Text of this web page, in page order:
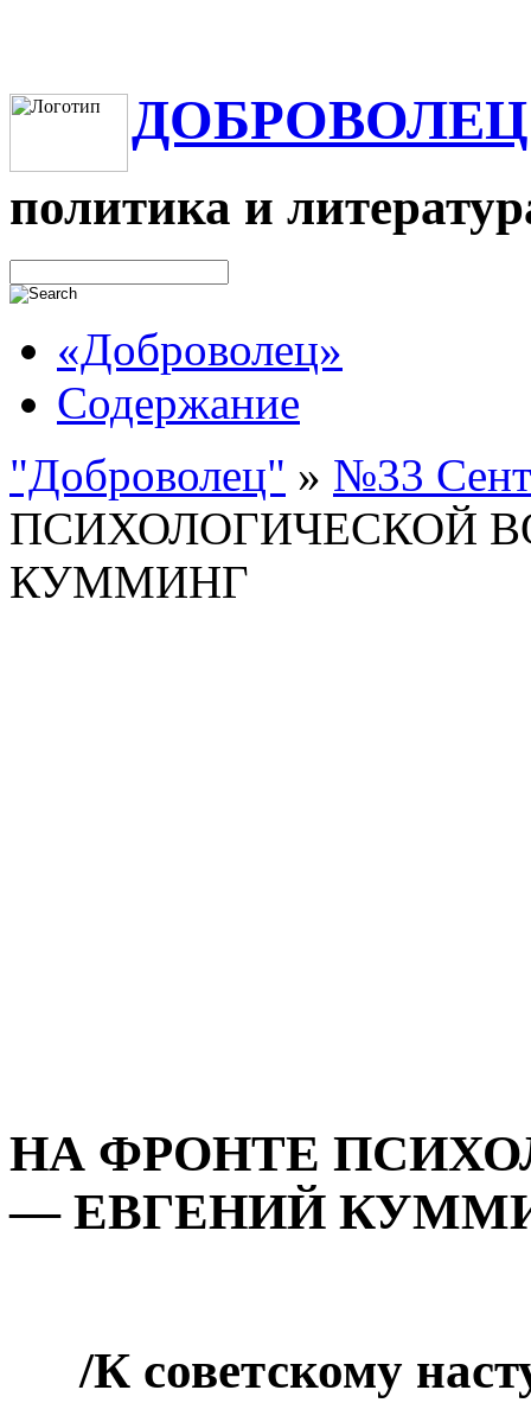
ДОБРОВОЛЕЦ
политика и
«Доброволец»
Содержание
"Доброволец" » №33
ПСИХОЛОГИЧЕСКОЙ
КУММИНГ
НА ФРОНТЕ
— ЕВГЕНИЙ
/К советскому